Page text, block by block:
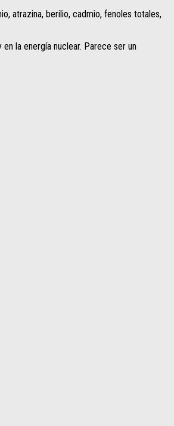
atrazina, berilio, cadmio, fenoles totales,
la energía nuclear. Parece ser un